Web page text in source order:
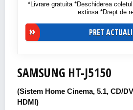
*Livrare gratuita *Deschiderea
extinsa *Drept de
PRET
SAMSUNG HT-J5150
(Sistem Home Cinema, 5.1, CD/
HDMI)